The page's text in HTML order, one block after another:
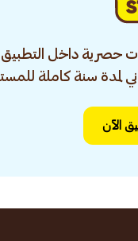
حصرية داخل
لمدة سنة كاملة
الآن